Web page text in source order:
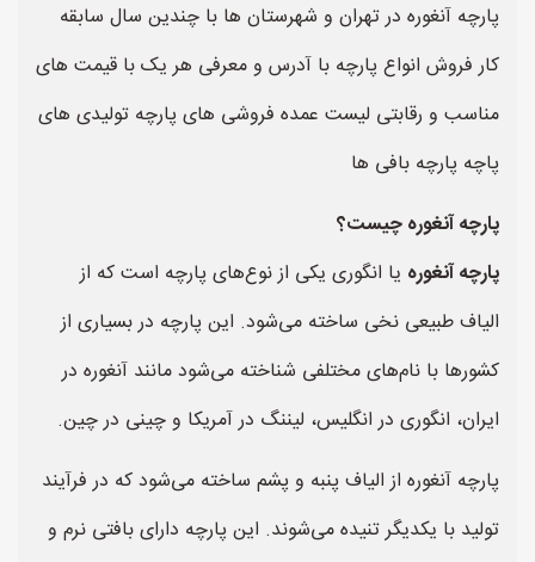
پارچه آنغوره در تهران و شهرستان ها با چندین سال سابقه
کار فروش انواع پارچه با آدرس و معرفی هر یک با قیمت های
مناسب و رقابتی لیست عمده فروشی های پارچه تولیدی های
پاچه پارچه بافی ها
پارچه آنغوره چیست؟
پارچه آنغوره یا انگوری یکی از نوع‌های پارچه است که از
الیاف طبیعی نخی ساخته می‌شود. این پارچه در بسیاری از
کشورها با نام‌های مختلفی شناخته می‌شود مانند آنغوره در
ایران، انگوری در انگلیس، لیننگ در آمریکا و چینی در چین.
پارچه آنغوره از الیاف پنبه و پشم ساخته می‌شود که در فرآیند
تولید با یکدیگر تنیده می‌شوند. این پارچه دارای بافتی نرم و